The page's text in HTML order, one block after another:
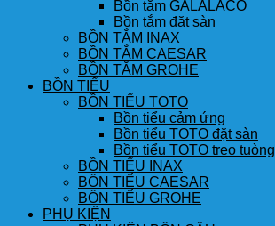
Bồn tắm GALALACO
Bồn tắm đặt sàn
BỒN TẮM INAX
BỒN TẮM CAESAR
BỒN TẮM GROHE
BỒN TIỂU
BỒN TIỂU TOTO
Bồn tiểu cảm ứng
Bồn tiểu TOTO đặt sàn
Bồn tiểu TOTO treo tuòng
BỒN TIỂU INAX
BỒN TIỂU CAESAR
BỒN TIỂU GROHE
PHỤ KIỆN